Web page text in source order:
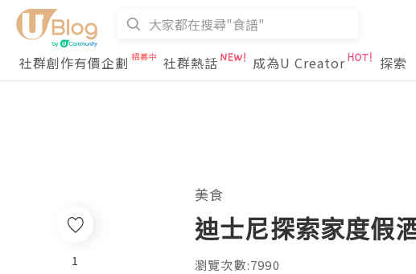
社群創作有價企劃
社群熱話 成為U Creator 探索
1
美食
迪士尼探索家度假
瀏覽次數:7990